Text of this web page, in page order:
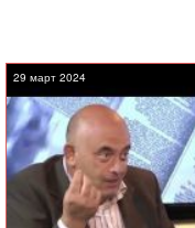
29 март 2024